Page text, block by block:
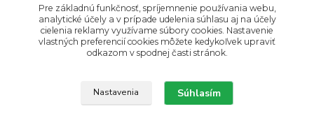
Upravit sběr cookies.
Pre základnú funkčnosť, spríjemnenie používania webu,
analytické účely a v prípade udelenia súhlasu aj na účely
cielenia reklamy využívame súbory cookies. Nastavenie
vlastných preferencií cookies môžete kedykoľvek upraviť
odkazom v spodnej časti stránok.
Nastavenia Súhlasím